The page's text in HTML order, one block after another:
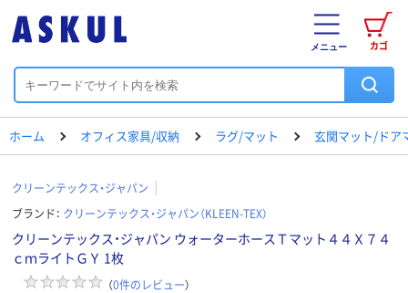
カゴ
メニュー
ホーム オフィス家具/収納 ラグ/マット 玄関マット/ドア
クリーンテックス・ジャパン
ブランド： クリーンテックス・ジャパン（KLEEN-TEX）
クリーンテックス・ジャパン ウォーターホースＴマット４４Ｘ７４
ｃｍライトＧＹ 1枚
（0件のレビュー）